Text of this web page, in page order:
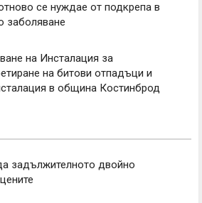
се нуждае от подкрепа в
заболяване
на Инсталация за
на битови отпадъци и
в община Костинброд
задължителното двойно